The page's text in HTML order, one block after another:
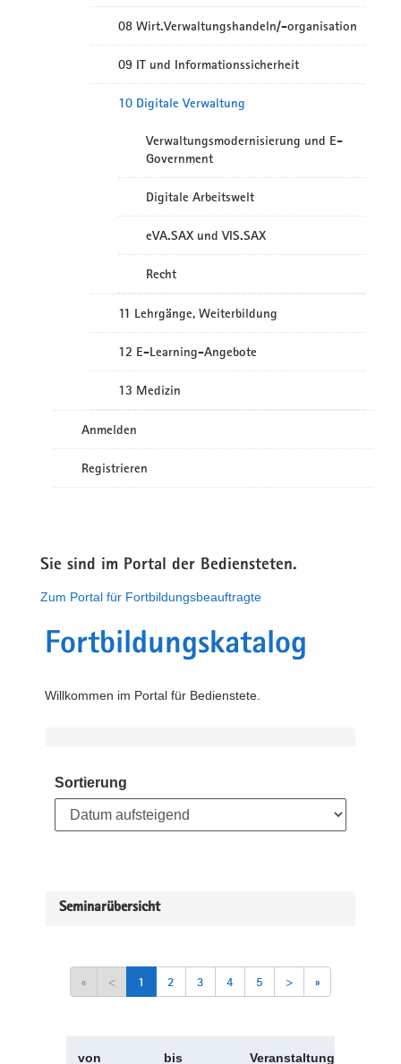
08 Wirt.Verwaltungshandeln/-organisation
09 IT und Informationssicherheit
10 Digitale Verwaltung
Verwaltungsmodernisierung und E-
Government
Digitale Arbeitswelt
eVA.SAX und VIS.SAX
Recht
11 Lehrgänge, Weiterbildung
12 E-Learning-Angebote
13 Medizin
Anmelden
Registrieren
Sie sind im Portal der Bediensteten.
Zum Portal für Fortbildungsbeauftragte
Fortbildungskatalog
Willkommen im Portal für Bedienstete.
Sortierung
Seminarübersicht
« < 1 2 3 4 5 > »
von bis Veranstaltungskürzel